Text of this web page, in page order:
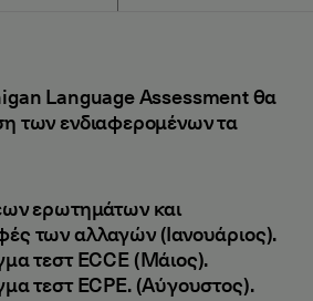
Language Assessment θα
των ενδιαφερομένων τα
ερωτημάτων και
των αλλαγών (Ιανουάριος).
τεστ ECCE (Μάιος).
τεστ ECPE. (Αύγουστος).